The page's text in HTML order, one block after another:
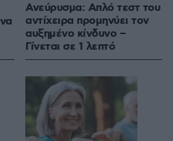
Ανεύρυσμα: Απλό τεστ του
αντίχειρα προμηνύει τον
αυξημένο κίνδυνο –
Γίνεται σε 1 λεπτό